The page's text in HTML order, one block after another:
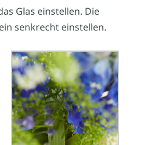
Glas einstellen. Die
senkrecht einstellen.